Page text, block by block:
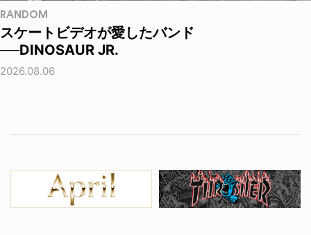
RANDOM
スケートビデオが愛したバンド
──DINOSAUR JR.
2026.08.06